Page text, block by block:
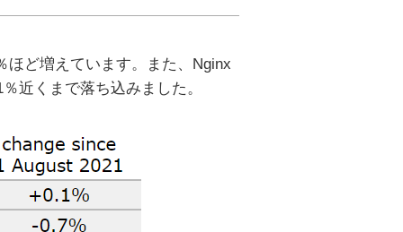
ほど増えています。また、Nginx
近くまで落ち込みました。